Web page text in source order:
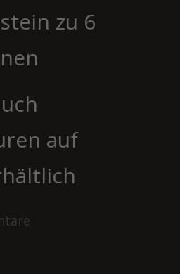
zu 6
auf